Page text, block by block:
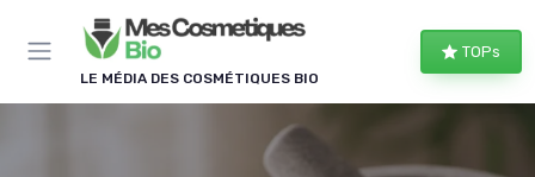
LE MÉDIA DES COSMÉTIQUES BIO
TOPs
Panneau de gestion des cookies